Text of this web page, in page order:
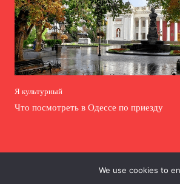
Я культурный
Что посмотреть в Одессе по приезду
We use cookies to